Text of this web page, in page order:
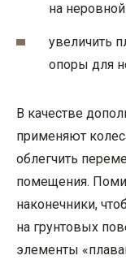
на
увеличить
опоры для
В качестве
применяют
облегчить
помещения.
наконечники,
на грунтовых
элементы